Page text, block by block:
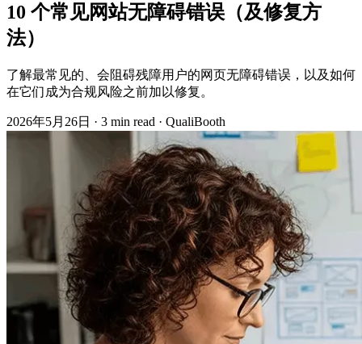
10 个常见网站无障碍错误（及修复方
法）
了解最常见的、会阻碍残障用户的网页无障碍错误，以及如何
在它们成为合规风险之前加以修复。
2026年5月26日 · 3 min read · QualiBooth